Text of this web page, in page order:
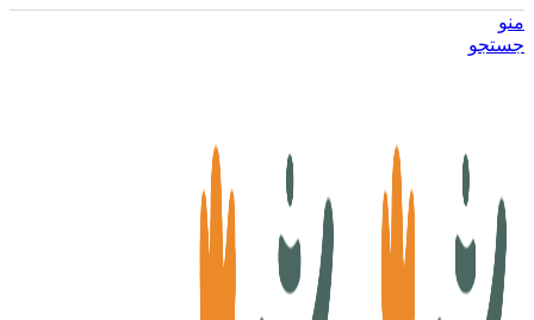
منو
جستجو